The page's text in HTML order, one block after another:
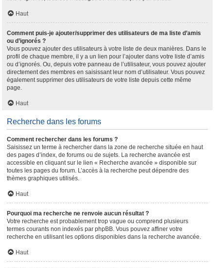
Haut
Comment puis-je ajouter/supprimer des utilisateurs de ma liste d’amis
ou d’ignorés ?
Vous pouvez ajouter des utilisateurs à votre liste de deux manières. Dans le
profil de chaque membre, il y a un lien pour l’ajouter dans votre liste d’amis
ou d’ignorés. Ou, depuis votre panneau de l’utilisateur, vous pouvez ajouter
directement des membres en saisissant leur nom d’utilisateur. Vous pouvez
également supprimer des utilisateurs de votre liste depuis cette même
page.
Haut
Recherche dans les forums
Comment rechercher dans les forums ?
Saisissez un terme à rechercher dans la zone de recherche située en haut
des pages d’index, de forums ou de sujets. La recherche avancée est
accessible en cliquant sur le lien « Recherche avancée » disponible sur
toutes les pages du forum. L’accès à la recherche peut dépendre des
thèmes graphiques utilisés.
Haut
Pourquoi ma recherche ne renvoie aucun résultat ?
Votre recherche est probablement trop vague ou comprend plusieurs
termes courants non indexés par phpBB. Vous pouvez affiner votre
recherche en utilisant les options disponibles dans la recherche avancée.
Haut